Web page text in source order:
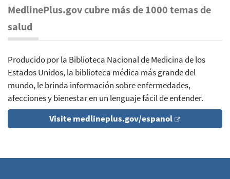
MedlinePlus.gov cubre más de 1000 temas de
salud
Producido por la Biblioteca Nacional de Medicina de los
Estados Unidos, la biblioteca médica más grande del
mundo, le brinda información sobre enfermedades,
afecciones y bienestar en un lenguaje fácil de entender.
Visite medlineplus.gov/espanol